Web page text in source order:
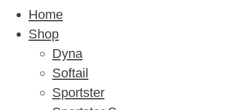
Home
Shop
Dyna
Softail
Sportster